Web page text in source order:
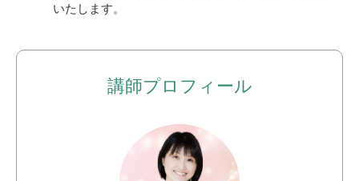
いたします。
講師プロフィール